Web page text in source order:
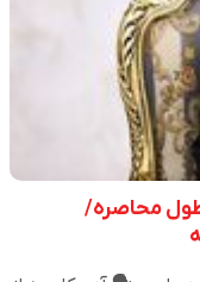
در طول محاصره/